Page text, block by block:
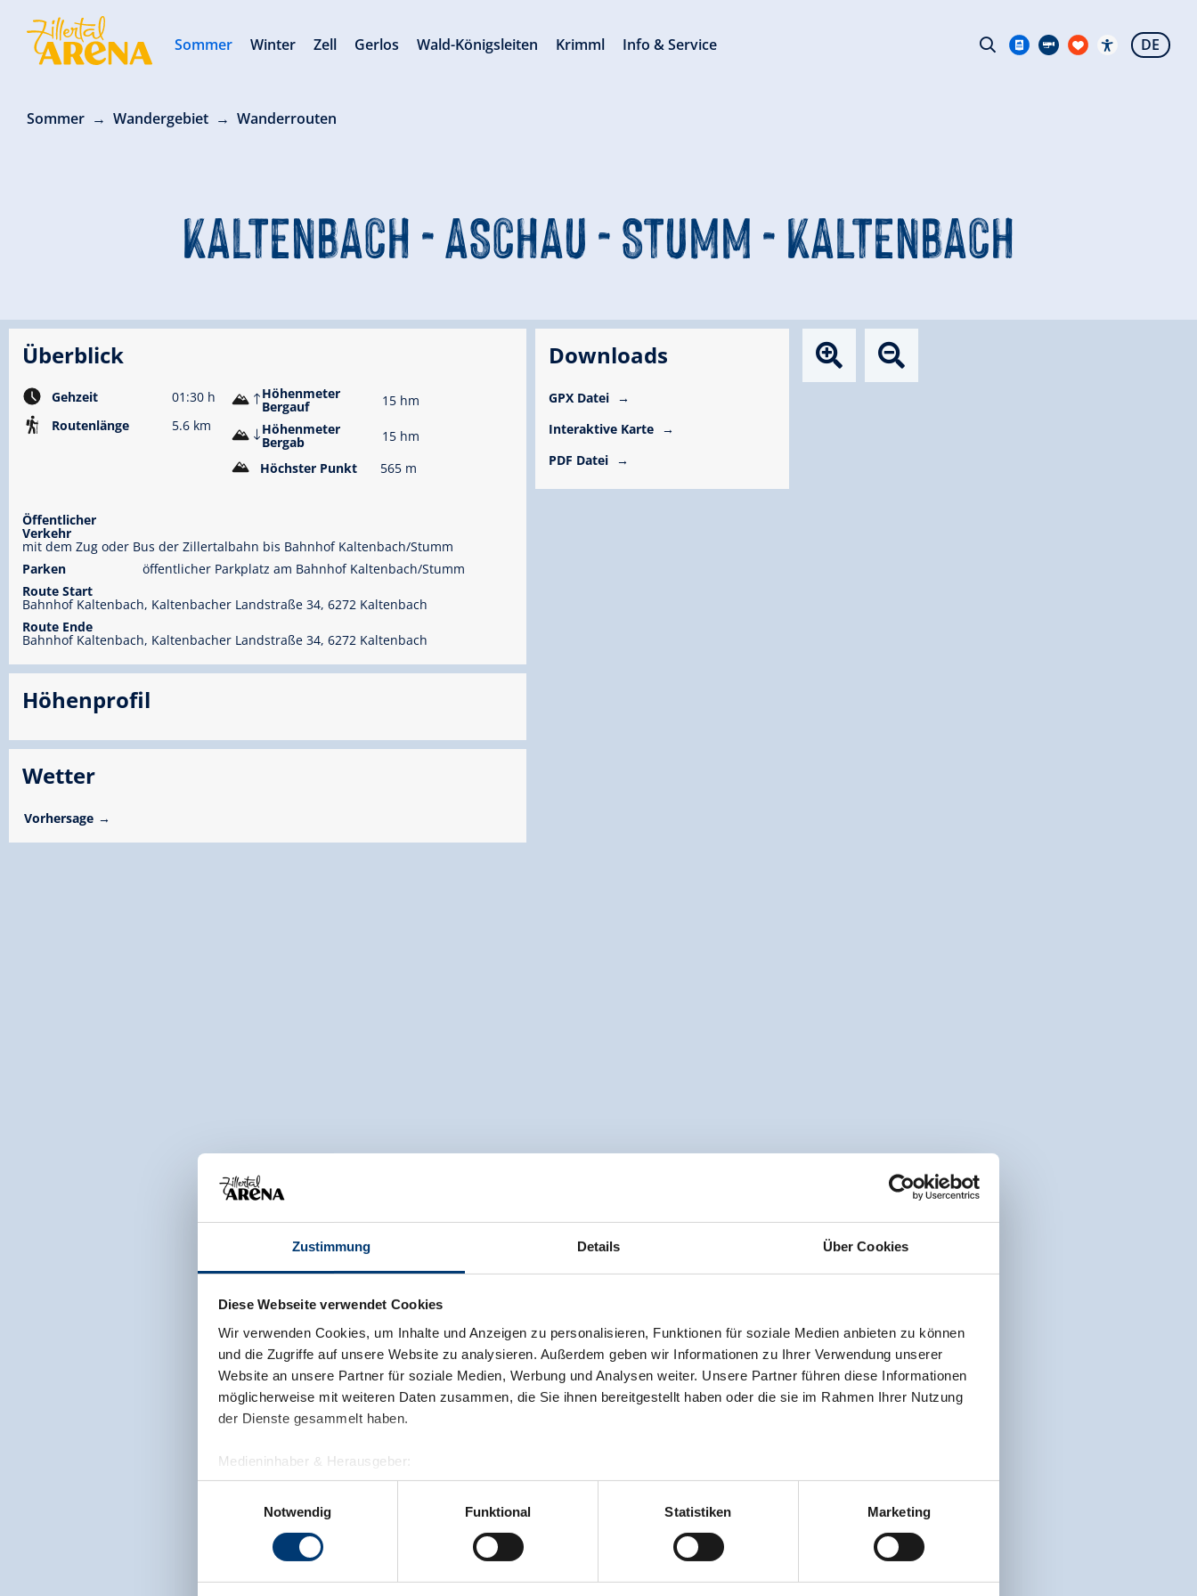
Zustimmung Details Über Cookies
Diese Webseite verwendet Cookies
Wir verwenden Cookies, um Inhalte und Anzeigen zu personalisieren, Funktionen für soziale Medien anbieten zu können
und die Zugriffe auf unsere Website zu analysieren. Außerdem geben wir Informationen zu Ihrer Verwendung unserer
Website an unsere Partner für soziale Medien, Werbung und Analysen weiter. Unsere Partner führen diese Informationen
möglicherweise mit weiteren Daten zusammen, die Sie ihnen bereitgestellt haben oder die sie im Rahmen Ihrer Nutzung
der Dienste gesammelt haben.
Medieninhaber & Herausgeber:
Zeller Bergbahnen Zillertal GmbH & Co KG
Rohr 23// A-6280 Zell am Ziller
www.zillertalarena.com
Notwendig
Funktional Statistiken Marketing
Sommer Wandergebiet Wanderrouten
KALTENBACH - ASCHAU - STUMM - KALTENBACH
Überblick
Gehzeit
01:30 h
Routenlänge
5.6 km
Höhenmeter
Bergauf
15 hm
Höhenmeter
Bergab
15 hm
Höchster Punkt
565 m
Öffentlicher
Verkehr
mit dem Zug oder Bus der Zillertalbahn bis Bahnhof Kaltenbach/Stumm
Parken
öffentlicher Parkplatz am Bahnhof Kaltenbach/Stumm
Route Start
Bahnhof Kaltenbach, Kaltenbacher Landstraße 34, 6272 Kaltenbach
Route Ende
Bahnhof Kaltenbach, Kaltenbacher Landstraße 34, 6272 Kaltenbach
Höhenprofil
Wetter
Vorhersage
Downloads
GPX Datei
Interaktive Karte
PDF Datei
Sommer Winter Zell Gerlos Wald-Königsleiten Krimml Info & Service DE